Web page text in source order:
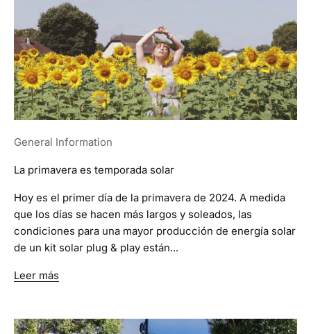
General Information
La primavera es temporada solar
Hoy es el primer día de la primavera de 2024. A medida
que los días se hacen más largos y soleados, las
condiciones para una mayor producción de energía solar
de un kit solar plug & play están...
Leer más